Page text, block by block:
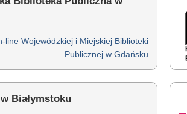
line Wojewódzkiej i Miejskiej Biblioteki
Publicznej w Gdańsku
Białymstoku